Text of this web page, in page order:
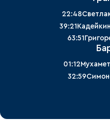
22:48
39:21
63:51
01:12
32:59